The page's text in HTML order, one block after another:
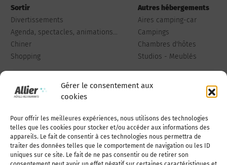
Gérer le consentement aux
cookies
Pour offrir les meilleures expériences, nous utilisons des technologies
telles que les cookies pour stocker et/ou accéder aux informations des
appareils. Le fait de consentir à ces technologies nous permettra de
traiter des données telles que le comportement de navigation ou les ID
uniques sur ce site. Le fait de ne pas consentir ou de retirer son
Sortir
Divertissements
Agenda, spectacles, animations...
Chiner
Shopping
Autres hébergements
Aires camping-car
Campings
Chambres d'hôtes
Studios - Meublés
Qui sommes-nous Publiez votre annonce
Adhérer à l’association Nous contacter